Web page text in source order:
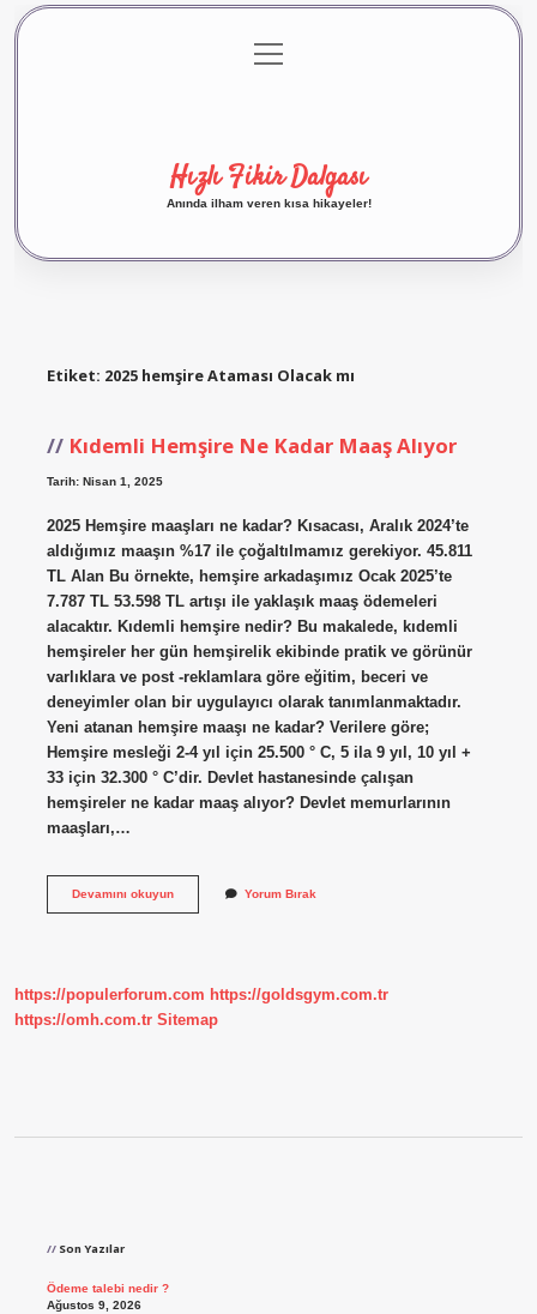
Gizlilik Politikası
menüyü
aç
Hızlı Fikir Dalgası
Anında ilham veren kısa hikayeler!
Etiket: 2025 hemşire Ataması Olacak mı
Kıdemli Hemşire Ne Kadar Maaş Alıyor
Tarih: Nisan 1, 2025
2025 Hemşire maaşları ne kadar? Kısacası, Aralık 2024’te
aldığımız maaşın %17 ile çoğaltılmamız gerekiyor. 45.811
TL Alan Bu örnekte, hemşire arkadaşımız Ocak 2025’te
7.787 TL 53.598 TL artışı ile yaklaşık maaş ödemeleri
alacaktır. Kıdemli hemşire nedir? Bu makalede, kıdemli
hemşireler her gün hemşirelik ekibinde pratik ve görünür
varlıklara ve post -reklamlara göre eğitim, beceri ve
deneyimler olan bir uygulayıcı olarak tanımlanmaktadır.
Yeni atanan hemşire maaşı ne kadar? Verilere göre;
Hemşire mesleği 2-4 yıl için 25.500 ° C, 5 ila 9 yıl, 10 yıl +
33 için 32.300 ° C’dir. Devlet hastanesinde çalışan
hemşireler ne kadar maaş alıyor? Devlet memurlarının
maaşları,…
Devamını okuyunKıdemli
Yorum Bırak
https://populerforum.com https://goldsgym.com.tr
https://omh.com.tr Sitemap
Son Yazılar
Ödeme talebi nedir ?
Ağustos 9, 2026